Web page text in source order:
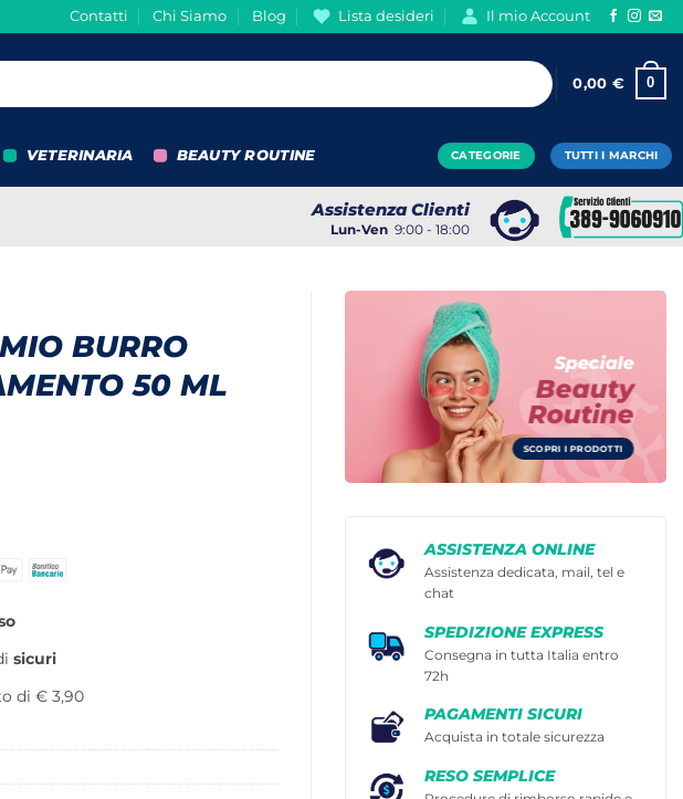
Contatti Chi Siamo Blog Lista desideri Il mio Account
0,00 € 0
VETERINARIA BEAUTY ROUTINE CATEGORIE TUTTI I MARCHI
Assistenza Clienti
Lun-Ven 9:00 - 18:00
BURRO
50 ML
sicuri
di € 3,90
Speciale
Beauty
Routine
SCOPRI I PRODOTTI
ASSISTENZA ONLINE
Assistenza dedicata, mail, tel e
chat
SPEDIZIONE EXPRESS
Consegna in tutta Italia entro
72h
PAGAMENTI SICURI
Acquista in totale sicurezza
RESO SEMPLICE